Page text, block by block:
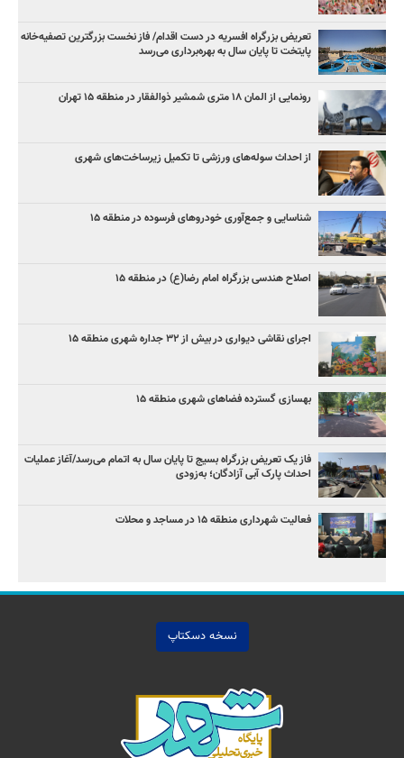
تعریض بزرگراه افسریه در دست اقدام/ فاز نخست بزرگترین تصفیه‌خانه
پایتخت تا پایان سال به بهره‌برداری می‌رسد
رونمایی از المان ۱۸ متری شمشیر ذوالفقار در منطقه ۱۵ تهران
از احداث سوله‌های ورزشی تا تکمیل زیرساخت‌های شهری
شناسایی و جمع‌آوری خودروهای فرسوده در منطقه ۱۵
اصلاح هندسی بزرگراه امام رضا(ع) در منطقه ۱۵
اجرای نقاشی دیواری در بیش از ۳۲ جداره شهری منطقه ۱۵
بهسازی گسترده فضاهای شهری منطقه ۱۵
فاز یک تعریض بزرگراه بسیج تا پایان سال به اتمام می‌رسد/آغاز عملیات
احداث پارک آبی آزادگان؛ به‌زودی
فعالیت شهرداری منطقه ۱۵ در مساجد و محلات
نسخه دسکتاپ